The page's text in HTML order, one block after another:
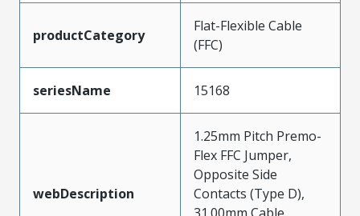
productCategory
Flat-Flexible Cable
(FFC)
seriesName 15168
webDescription
1.25mm Pitch Premo-
Flex FFC Jumper,
Opposite Side
Contacts (Type D),